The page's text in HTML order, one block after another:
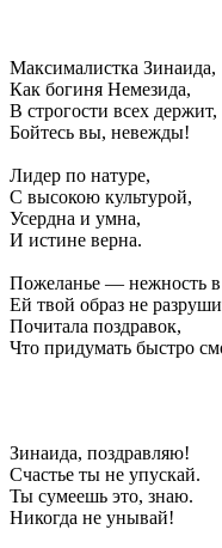
Максималистка Зинаида,
Как богиня Немезида,
В строгости всех держит,
Бойтесь вы, невежды!
Лидер по натуре,
С высокою культурой,
Усердна и умна,
И истине верна.
Пожеланье — нежность
Ей твой образ не
Почитала поздравок,
Что придумать быстро
Зинаида, поздравляю!
Счастье ты не упускай.
Ты сумеешь это, знаю.
Никогда не унывай!